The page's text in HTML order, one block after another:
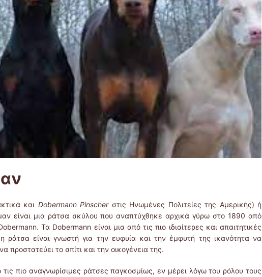
και Dobermann Pinscherστις Ηνωμένες Πολιτείες της Αμερικής) ή
είναι μια ράτσα σκύλου που αναπτύχθηκε αρχικά γύρω στο 1890 από
Τα Dobermann είναι μια από τις πιο ιδιαίτερες και απαιτητικές
ράτσα είναι γνωστή για την ευφυία και την έμφυτή της ικανότητα να
προστατεύει το σπίτι και την οικογένεια της.
πιο αναγνωρίσιμες ράτσες παγκοσμίως, εν μέρει λόγω του ρόλου τους